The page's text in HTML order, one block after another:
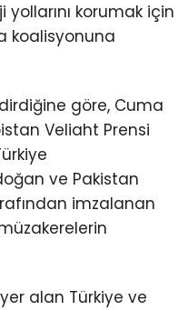
korumak için
koalisyonuna
göre, Cuma
Veliaht Prensi
ve Pakistan
imzalanan
alan Türkiye ve